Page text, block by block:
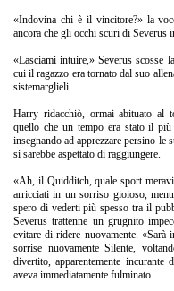
«Indovina chi è il vincitore?» la
ancora che gli occhi scuri di Severus
«Lasciami intuire,» Severus scosse
cui il ragazzo era tornato dal suo
sistemarglieli.
Harry ridacchiò, ormai abituato al
quello che un tempo era stato il
insegnando ad apprezzare persino le
si sarebbe aspettato di raggiungere.
«Ah, il Quidditch, quale sport
arricciati in un sorriso gioioso,
spero di vederti più spesso tra il
Severus trattenne un grugnito
evitare di ridere nuovamente. «Sarà
sorrise nuovamente Silente,
divertito, apparentemente
aveva immediatamente fulminato.